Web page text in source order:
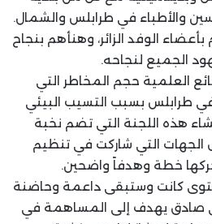
والأطباء في طرابلس والشمال.
الوفد الزائر، وهنأهم بنجاح
الجميع لنجاحه.
العلمية حجم المخاطر التي
طرابلس بسبب التسيب البيئي
هذه اللجنة التي تضم نخبة
الجهات التي شاركت في تنظيم
خطة وهدفاً واضحين.
كانت وستبقى داعمة وحاضنة
صادق يهدف إلى المساهمة في